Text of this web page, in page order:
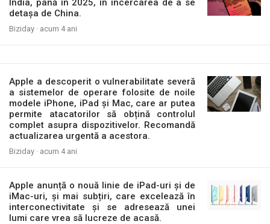
India, până în 2025, în încercarea de a se
detașa de China.
Biziday · acum 4 ani
Apple a descoperit o vulnerabilitate severă
a sistemelor de operare folosite de noile
modele iPhone, iPad și Mac, care ar putea
permite atacatorilor să obțină controlul
complet asupra dispozitivelor. Recomandă
actualizarea urgentă a acestora.
Biziday · acum 4 ani
Apple anunță o nouă linie de iPad-uri și de
iMac-uri, și mai subțiri, care excelează în
interconectivitate și se adresează unei
lumi care vrea să lucreze de acasă.